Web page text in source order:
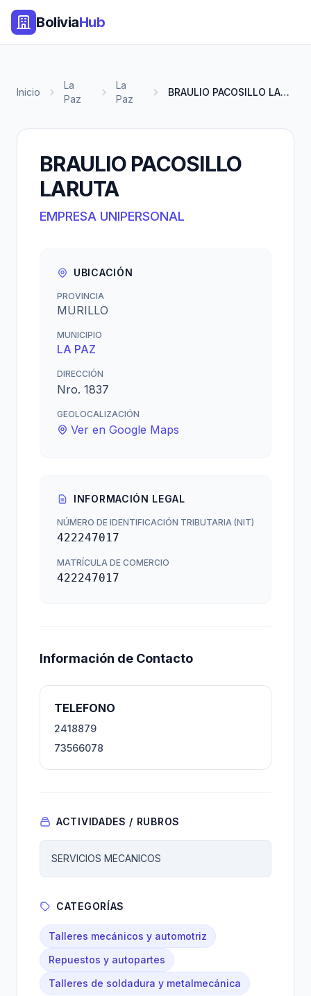
BoliviaHub
Inicio
La
Paz
La
Paz
BRAULIO PACOSILLO LARUTA
BRAULIO PACOSILLO
LARUTA
EMPRESA UNIPERSONAL
UBICACIÓN
PROVINCIA
MURILLO
MUNICIPIO
LA PAZ
DIRECCIÓN
Nro. 1837
GEOLOCALIZACIÓN
Ver en Google Maps
INFORMACIÓN LEGAL
NÚMERO DE IDENTIFICACIÓN TRIBUTARIA (NIT)
422247017
MATRÍCULA DE COMERCIO
422247017
Información de Contacto
TELEFONO
2418879
73566078
ACTIVIDADES / RUBROS
SERVICIOS MECANICOS
CATEGORÍAS
Talleres mecánicos y automotriz
Repuestos y autopartes
Talleres de soldadura y metalmecánica